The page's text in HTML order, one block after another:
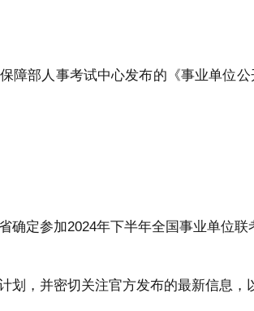
障部人事考试中心发布的《事业单位
确定参加2024年下半年全国事业单位联
划，并密切关注官方发布的最新信息，